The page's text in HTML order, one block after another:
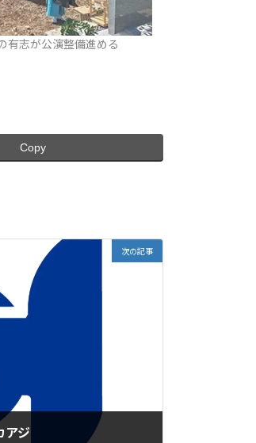
志が公演整備進める
Copy
次の記事
アジ